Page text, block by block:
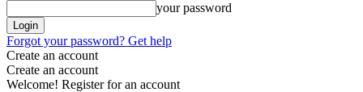
your password
Forgot your password? Get help
Create an account
Create an account
Welcome! Register for an account